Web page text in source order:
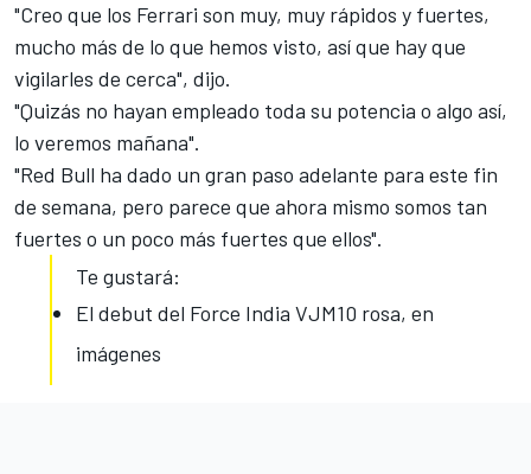
"Creo que los Ferrari son muy, muy rápidos y fuertes,
mucho más de lo que hemos visto, así que hay que
vigilarles de cerca", dijo.
"Quizás no hayan empleado toda su potencia o algo así,
lo veremos mañana".
"Red Bull ha dado un gran paso adelante para este fin
de semana, pero parece que ahora mismo somos tan
fuertes o un poco más fuertes que ellos".
Te gustará:
El debut del Force India VJM10 rosa, en
imágenes